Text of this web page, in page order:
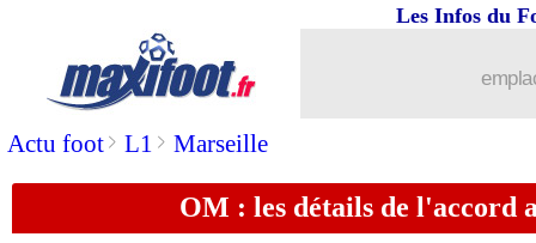
Actu foot> L1 > Marseille
Les Infos du
OM : les détails de l'accord
Naples : Kubo, nouvelle priorité de
24/06 PSG: Kari va retourner à Lorient
24/06 PSG: Lucas conseille la Premier